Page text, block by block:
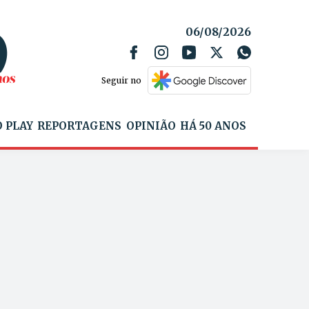
06/08/2026
Seguir no
PLAY REPORTAGENS OPINIÃO HÁ 50 ANOS